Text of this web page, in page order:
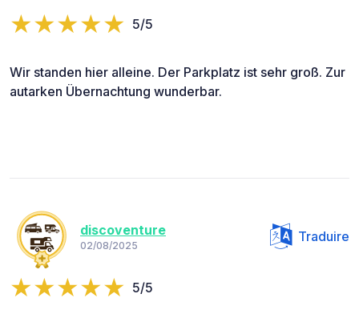
5/5
Wir standen hier alleine. Der Parkplatz ist sehr groß. Zur
autarken Übernachtung wunderbar.
discoventure
02/08/2025
Traduire
5/5